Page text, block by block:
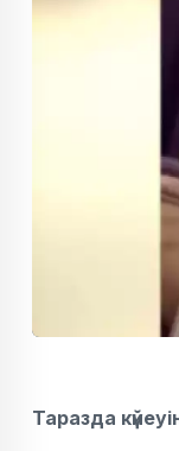
Таразда